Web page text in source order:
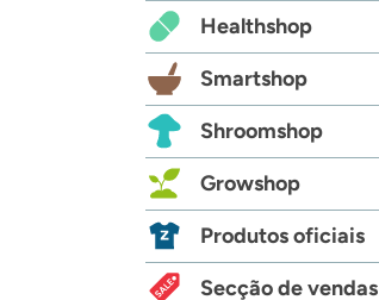
Healthshop
Smartshop
Shroomshop
Growshop
Produtos oficiais
Secção de vendas